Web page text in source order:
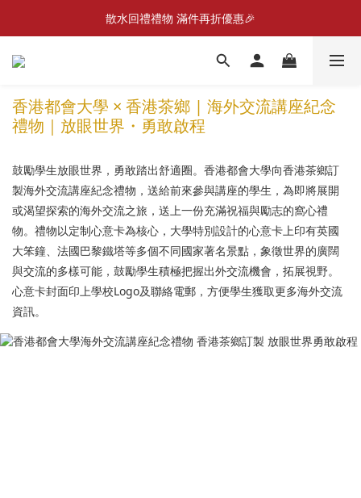
📣首張訂單滿$300即減$20📣
散水回禮禮物 滿件再折優惠🎉
📦折後付款滿$300免運費 （香港、澳門）
香港都會大學 × 香港茶鄉 | 海外交流講座紀念
禮物｜放眼世界・勇敢啟程
鼓勵學生放眼世界，勇敢踏出舒適圈。香港都會大學向香港茶鄉訂
製海外交流講座紀念禮物，送給前來參與講座的學生，為即將展開
或渴望探索的海外交流之旅，送上一份充滿祝福與勵志的窩心禮
物。禮物以定制心意卡為核心，大學特別設計的心意卡上印有英國
大笨鐘、法國巴黎鐵塔等多個不同國家著名景點，象徵世界的廣闊
與交流的多樣可能，鼓勵學生積極把握出外交流機會，拓展視野。
心意卡封面印上學校Logo及聯絡電郵，方便學生獲取更多海外交流
資訊。